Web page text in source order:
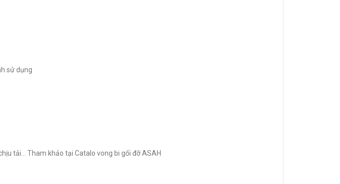
sử dụng
tải… Tham khảo tại Catalo vong bi gối đỡ ASAH